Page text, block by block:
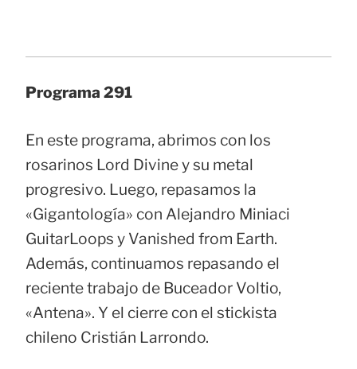
Programa 291
En este programa, abrimos con los
rosarinos Lord Divine y su metal
progresivo. Luego, repasamos la
«Gigantología» con Alejandro Miniaci
GuitarLoops y Vanished from Earth.
Además, continuamos repasando el
reciente trabajo de Buceador Voltio,
«Antena». Y el cierre con el stickista
chileno Cristián Larrondo.